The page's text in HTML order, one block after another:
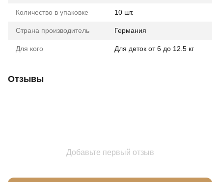
Количество в упаковке 10 шт.
Страна производитель Германия
Для кого Для деток от 6 до 12.5 кг
Отзывы
Добавьте первый отзыв